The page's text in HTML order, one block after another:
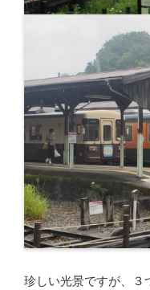
珍しい光景ですが、３